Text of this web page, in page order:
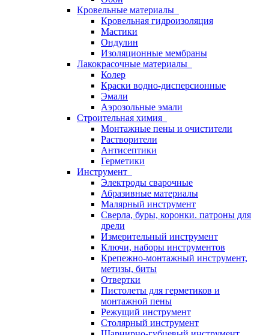
Кровельные материалы
Кровельная гидроизоляция
Мастики
Ондулин
Изоляционные мембраны
Лакокрасочные материалы
Колер
Краски водно-дисперсионные
Эмали
Аэрозольные эмали
Строительная химия
Монтажные пены и очистители
Растворители
Антисептики
Герметики
Инструмент
Электроды сварочные
Абразивные материалы
Малярный инструмент
Сверла, буры, коронки. патроны для
дрели
Измерительный инструмент
Ключи, наборы инструментов
Крепежно-монтажный инструмент,
метизы, биты
Отвертки
Пистолеты для герметиков и
монтажной пены
Режущий инструмент
Столярный инструмент